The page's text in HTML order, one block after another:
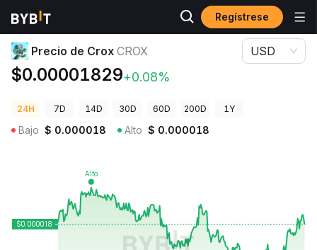
Regístrese
Precios de Criptomonedas Precio de Crox CROX
Precio de Crox CROX
$0.00001829+0.08%
USD
24H 7D 14D 30D 60D 200D 1Y
Bajo $ 0.000018 Alto $ 0.000018